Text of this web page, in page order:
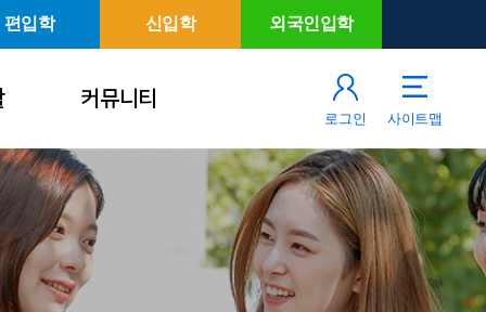
편입학 신입학 외국인입학
커뮤니티
로그인 사이트맵